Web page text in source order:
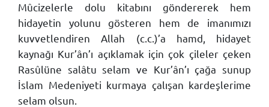
Mûcizelerle dolu kitabını göndererek hem
hidayetin yolunu gösteren hem de imanımızı
kuvvetlendiren Allah (c.c.)’a hamd, hidayet
kaynağı Kur’ân’ı açıklamak için çok çileler çeken
Rasûlüne salâtu selam ve Kur’ân’ı çağa sunup
İslam Medeniyeti kurmaya çalışan kardeşlerime
selam olsun.